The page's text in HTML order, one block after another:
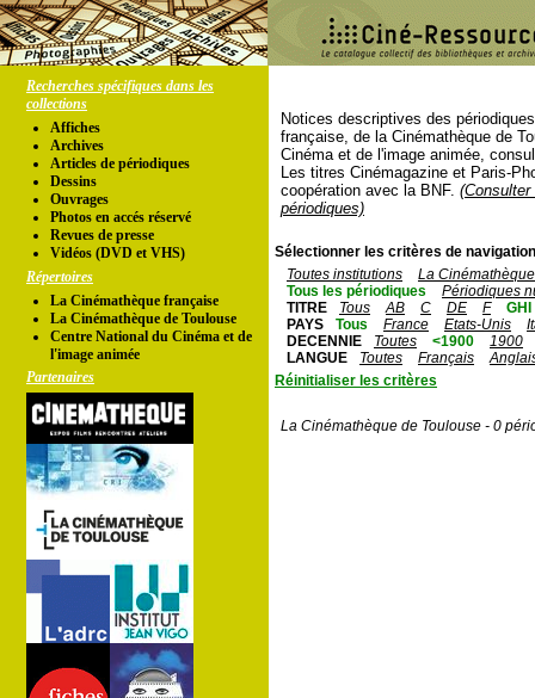
Recherches spécifiques dans les
collections
Affiches
Archives
Articles de périodiques
Dessins
Ouvrages
Photos en accés réservé
Revues de presse
Vidéos (DVD et VHS)
Répertoires
La Cinémathèque française
La Cinémathèque de Toulouse
Centre National du Cinéma et de
l'image animée
Partenaires
Notices descriptives des
française, de la Cinémathèque de
Cinéma et de l'image animée,
Les titres Cinémagazine et Paris-
coopération avec la BNF.
périodiques)
Sélectionner les critères de
Toutes institutions
La
Tous les périodiques
Périodiques
TITRE
Tous AB C DE F
GHI
PAYS
Tous France Etats-Unis
DECENNIE
Toutes <1900
1900
LANGUE
Toutes Français
Réinitialiser les critères
La Cinémathèque de Toulouse - 0